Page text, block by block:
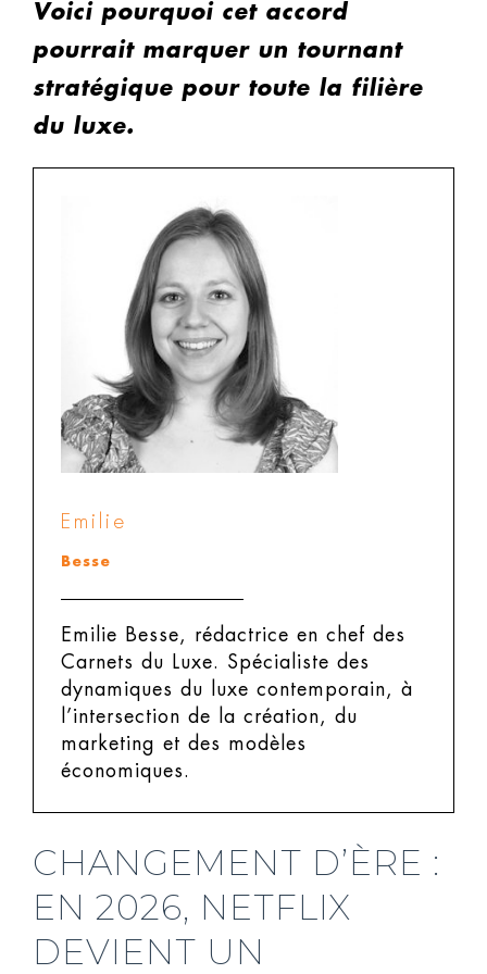
Voici pourquoi cet accord
pourrait marquer un tournant
stratégique pour toute la filière
du luxe.
Emilie
Besse
Emilie Besse, rédactrice en chef des
Carnets du Luxe.
Spécialiste des
dynamiques du luxe contemporain, à
l’intersection de la création, du
marketing et des modèles
économiques.
CHANGEMENT D’ÈRE :
EN 2026, NETFLIX
DEVIENT UN